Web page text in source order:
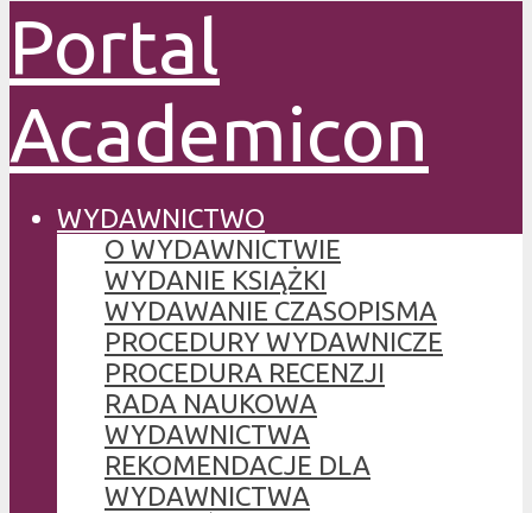
Portal
Academicon
WYDAWNICTWO
O WYDAWNICTWIE
WYDANIE KSIĄŻKI
WYDAWANIE CZASOPISMA
PROCEDURY WYDAWNICZE
PROCEDURA RECENZJI
RADA NAUKOWA
WYDAWNICTWA
REKOMENDACJE DLA
WYDAWNICTWA